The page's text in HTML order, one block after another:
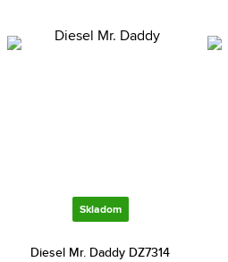
Skladom
Diesel Mr. Daddy DZ7314